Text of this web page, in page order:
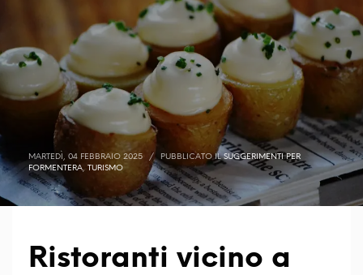
MARTEDÌ, 04 FEBBRAIO 2025 / PUBBLICATO ILSUGGERIMENTI PER
FORMENTERA, TURISMO
Ristoranti vicino a